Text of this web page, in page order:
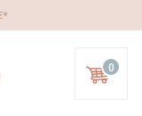
0